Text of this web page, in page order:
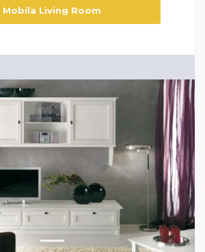
Mobila Living Room
1